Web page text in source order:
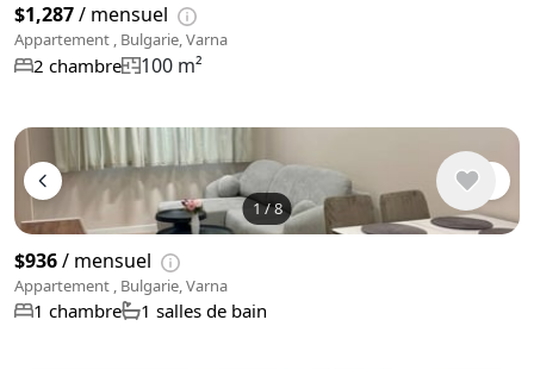
$1,287/ mensuel
Appartement , Bulgarie, Varna
2 chambre 100 m²
1/8
$936/ mensuel
Appartement , Bulgarie, Varna
1 chambre 1 salles de bain